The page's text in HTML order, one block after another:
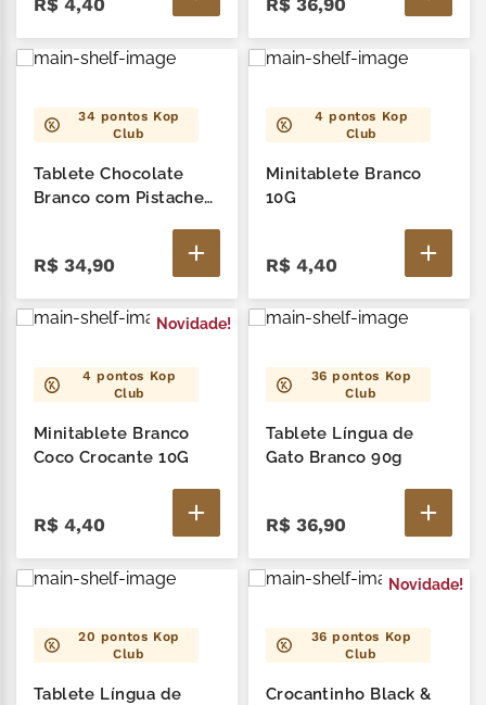
R$ 4,40 R$ 36,90
34 pontos Kop
Club
Tablete Chocolate
Branco com Pistache
R$ 34,90
4 pontos Kop
Club
Minitablete Branco
10G
R$ 4,40
Novidade!
4 pontos Kop
Club
Minitablete Branco
Coco Crocante 10G
R$ 4,40
36 pontos Kop
Club
Tablete Língua de
Gato Branco 90g
R$ 36,90
20 pontos Kop
Club
Tablete Língua de
Novidade!
36 pontos Kop
Club
Crocantinho Black &